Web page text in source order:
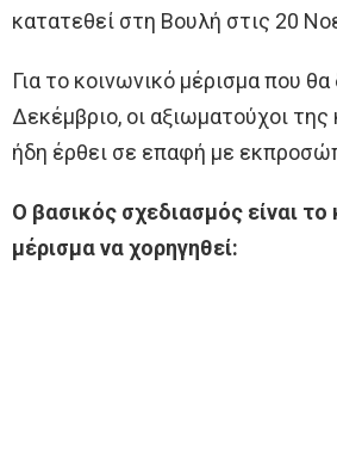
κατατεθεί στη Βουλή στις 20
Για το κοινωνικό μέρισμα που θα
Δεκέμβριο, οι αξιωματούχοι
ήδη έρθει σε επαφή με
Ο βασικός σχεδιασμός είναι το
μέρισμα να χορηγηθεί: